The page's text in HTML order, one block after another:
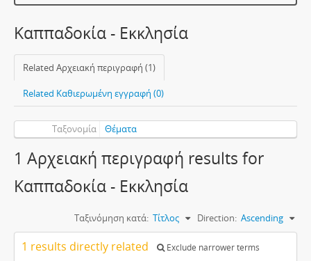
Καππαδοκία - Εκκλησία
Related Αρχειακή περιγραφή (1)
Related Καθιερωμένη εγγραφή (0)
Ταξονομία Θέματα
1 Αρχειακή περιγραφή results for
Καππαδοκία - Εκκλησία
Ταξινόμηση κατά: Τίτλος Direction: Ascending
1 results directly related Exclude narrower terms